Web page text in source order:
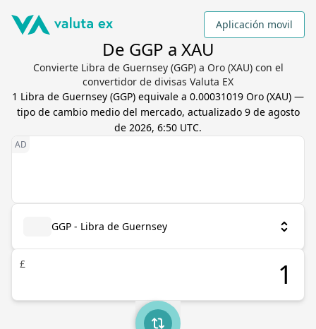
Aplicación movil
De GGP a XAU
Convierte Libra de Guernsey (GGP) a Oro (XAU) con el
convertidor de divisas Valuta EX
1 Libra de Guernsey (GGP) equivale a 0.00031019 Oro (XAU) —
tipo de cambio medio del mercado, actualizado 9 de agosto
de 2026, 6:50 UTC.
GGP - Libra de Guernsey
£